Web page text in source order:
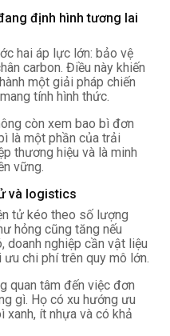
định hình tương lai
hai áp lực lớn: bảo vệ
carbon. Điều này khiến
một giải pháp chiến
tính hình thức.
còn xem bao bì đơn
là một phần của trải
thương hiệu và là minh
vững.
và logistics
tử kéo theo số lượng
hỏng cũng tăng nếu
doanh nghiệp cần vật liệu
chi phí trên quy mô lớn.
quan tâm đến việc đơn
gì. Họ có xu hướng ưu
ít nhựa và có khả